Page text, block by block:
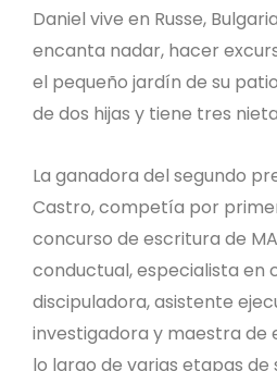
Daniel vive en Russe,
encanta nadar, hacer
el pequeño jardín de su
de dos hijas y tiene tres
La ganadora del segundo
Castro, competía por
concurso de escritura de
conductual, especialista en
discipuladora, asistente
investigadora y maestra de
lo largo de varias etapas de